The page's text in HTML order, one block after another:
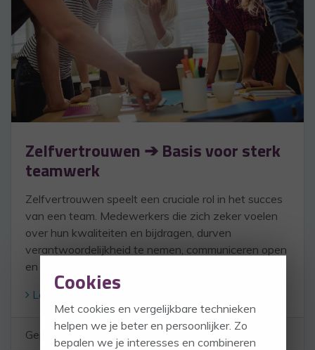
Zelfvertrouwen ➔ Basis voor sterk
teamwerk
Zelfvertrouwen speelt een cruciale rol in het succes
van een team. Medewerkers die zich zeker voelen
over hun kwaliteiten en bijdragen, durven
verantwoordelijkheid te nemen, communiceren open
en zoeken samen naar oplossingen.
Lees verder
Geplaatst in: TEAMwork
Cookies
Met cookies en vergelijkbare technieken
helpen we je beter en persoonlijker. Zo
bepalen we je interesses en combineren